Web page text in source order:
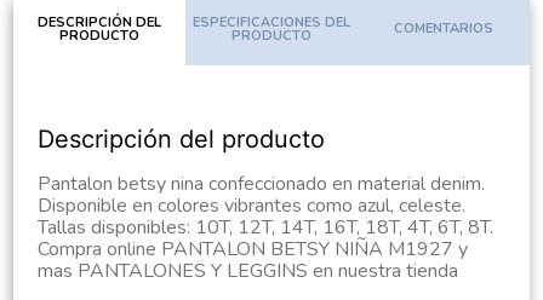
DESCRIPCIÓN DEL
PRODUCTO
ESPECIFICACIONES DEL
PRODUCTO COMENTARIOS
Descripción del producto
Pantalon betsy nina confeccionado en material denim.
Disponible en colores vibrantes como azul, celeste.
Tallas disponibles: 10T, 12T, 14T, 16T, 18T, 4T, 6T, 8T.
Compra online PANTALON BETSY NIÑA M1927 y
mas PANTALONES Y LEGGINS en nuestra tienda